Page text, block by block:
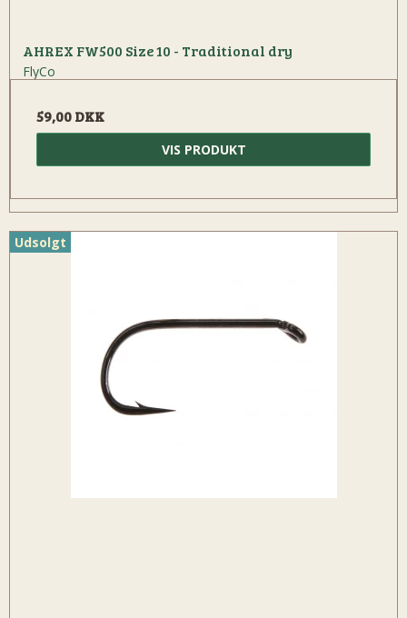
AHREX FW500 Size 10 - Traditional dry
FlyCo
59,00 DKK
VIS PRODUKT
Udsolgt